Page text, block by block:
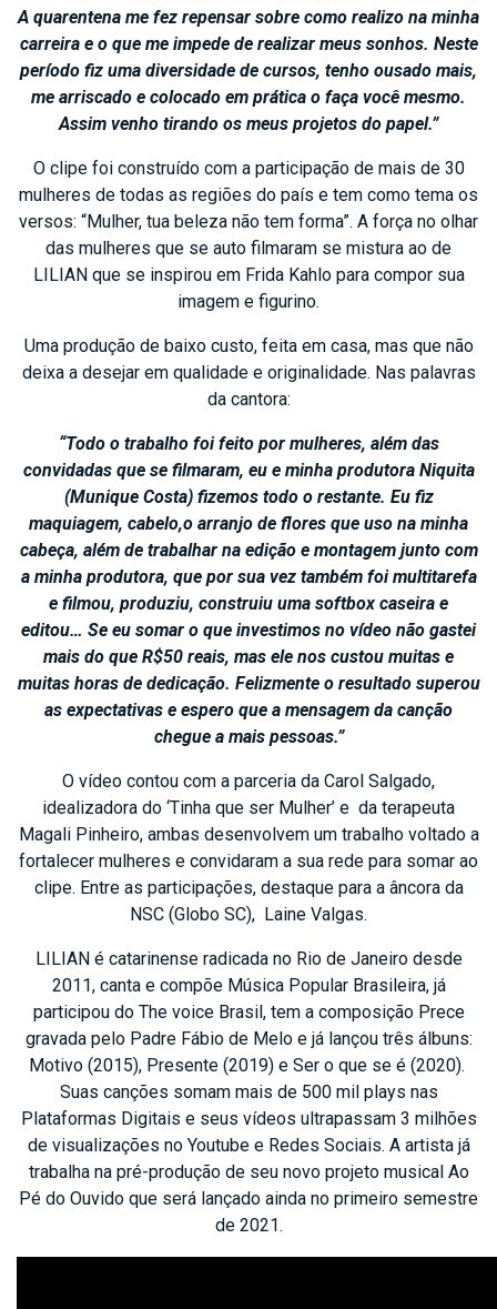
A quarentena me fez repensar sobre como realizo na minha
carreira e o que me impede de realizar meus sonhos. Neste
período fiz uma diversidade de cursos, tenho ousado mais,
me arriscado e colocado em prática o faça você mesmo.
Assim venho tirando os meus projetos do papel.”
O clipe foi construído com a participação de mais de 30
mulheres de todas as regiões do país e tem como tema os
versos: “Mulher, tua beleza não tem forma”. A força no olhar
das mulheres que se auto filmaram se mistura ao de
LILIAN que se inspirou em Frida Kahlo para compor sua
imagem e figurino.
Uma produção de baixo custo, feita em casa, mas que não
deixa a desejar em qualidade e originalidade. Nas palavras
da cantora:
“Todo o trabalho foi feito por mulheres, além das
convidadas que se filmaram, eu e minha produtora Niquita
(Munique Costa) fizemos todo o restante. Eu fiz
maquiagem, cabelo,o arranjo de flores que uso na minha
cabeça, além de trabalhar na edição e montagem junto com
a minha produtora, que por sua vez também foi multitarefa
e filmou, produziu, construiu uma softbox caseira e
editou… Se eu somar o que investimos no vídeo não gastei
mais do que R$50 reais, mas ele nos custou muitas e
muitas horas de dedicação. Felizmente o resultado superou
as expectativas e espero que a mensagem da canção
chegue a mais pessoas.”
O vídeo contou com a parceria da Carol Salgado,
idealizadora do ‘Tinha que ser Mulher’ e da terapeuta
Magali Pinheiro, ambas desenvolvem um trabalho voltado a
fortalecer mulheres e convidaram a sua rede para somar ao
clipe. Entre as participações, destaque para a âncora da
NSC (Globo SC), Laine Valgas.
LILIAN é catarinense radicada no Rio de Janeiro desde
2011, canta e compõe Música Popular Brasileira, já
participou do The voice Brasil, tem a composição Prece
gravada pelo Padre Fábio de Melo e já lançou três álbuns:
Motivo (2015), Presente (2019) e Ser o que se é (2020).
Suas canções somam mais de 500 mil plays nas
Plataformas Digitais e seus vídeos ultrapassam 3 milhões
de visualizações no Youtube e Redes Sociais. A artista já
trabalha na pré-produção de seu novo projeto musical Ao
Pé do Ouvido que será lançado ainda no primeiro semestre
de 2021.